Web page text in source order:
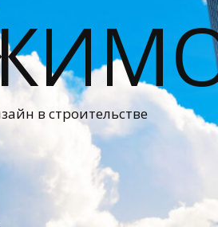
в строительстве